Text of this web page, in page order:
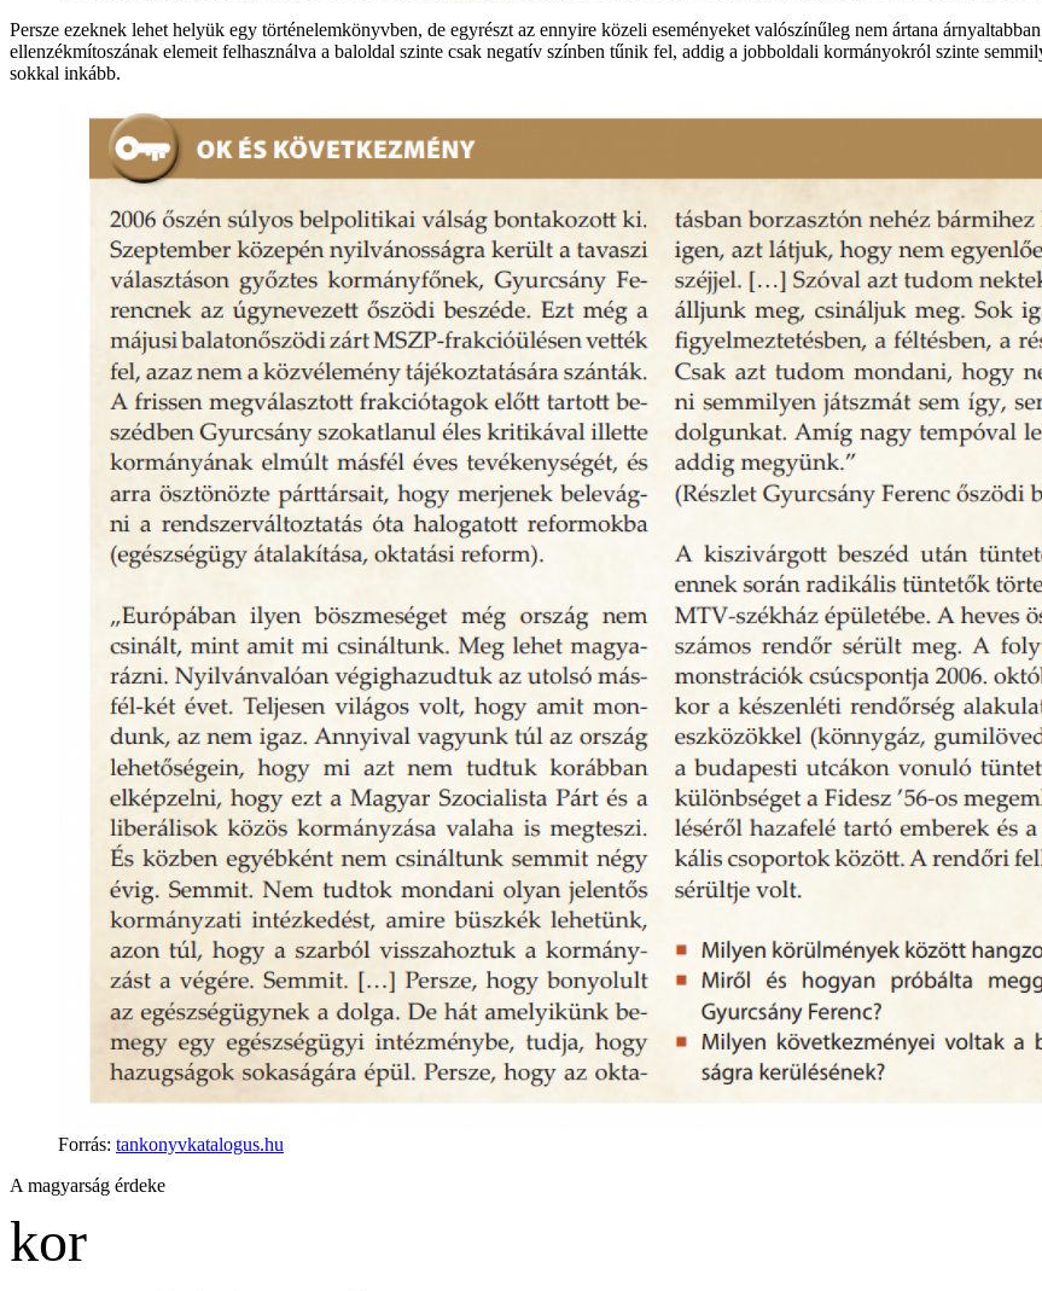
Persze ezeknek lehet helyük egy történelemkönyvben, de egyrészt az ennyire közeli eseményeket valószínűleg nem ártana
ellenzékmítoszának elemeit felhasználva a baloldal szinte csak negatív színben tűnik fel, addig a jobboldali kormányokról szinte
sokkal inkább.
Forrás: tankonyvkatalogus.hu
A magyarság érdeke